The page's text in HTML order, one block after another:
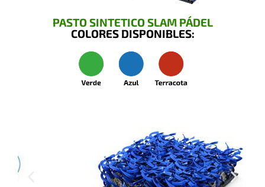
PASTO SINTETICO SLAM PÁDEL
COLORES DISPONIBLES: